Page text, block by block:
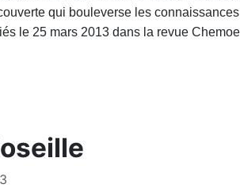
qui bouleverse les
le 25 mars 2013 dans la revue